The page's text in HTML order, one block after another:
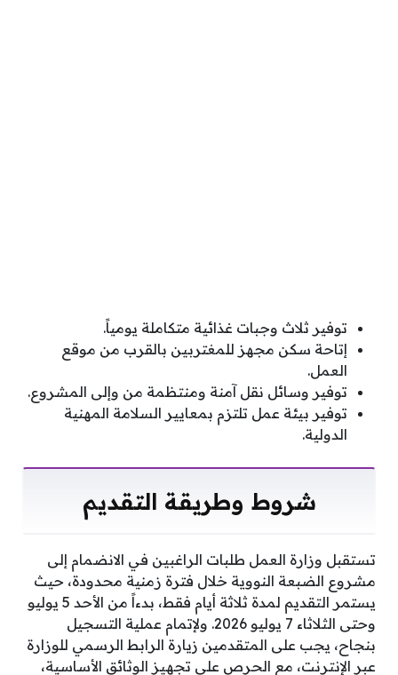
توفير ثلاث وجبات غذائية متكاملة يومياً.
إتاحة سكن مجهز للمغتربين بالقرب من موقع
العمل.
توفير وسائل نقل آمنة ومنتظمة من وإلى المشروع.
توفير بيئة عمل تلتزم بمعايير السلامة المهنية
الدولية.
شروط وطريقة التقديم
تستقبل وزارة العمل طلبات الراغبين في الانضمام إلى
مشروع الضبعة النووية خلال فترة زمنية محدودة، حيث
يستمر التقديم لمدة ثلاثة أيام فقط، بدءاً من الأحد 5 يوليو
وحتى الثلاثاء 7 يوليو 2026. ولإتمام عملية التسجيل
بنجاح، يجب على المتقدمين زيارة الرابط الرسمي للوزارة
عبر الإنترنت، مع الحرص على تجهيز الوثائق الأساسية،